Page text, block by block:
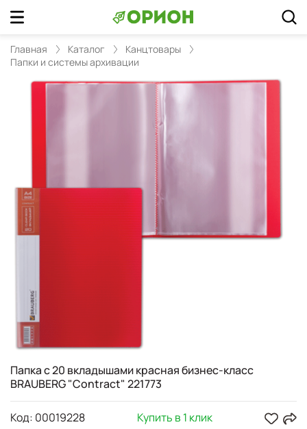
Главная Каталог
Канцтовары
Папки и системы архивации
Папка с 20 вкладышами красная бизнес-класс
BRAUBERG "Contract" 221773
Код: 00019228 Купить в 1 клик